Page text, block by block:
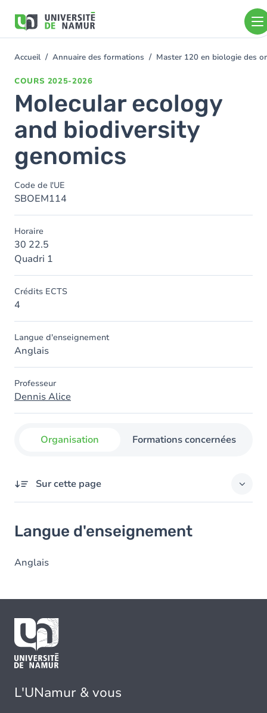
contenu
You
Accueil Annuaire des formations Master 120 en biologie des
COURS 2025-2026
Molecular ecology
and biodiversity
genomics
Code de l'UE
SBOEM114
Horaire
30 22.5
Quadri 1
Crédits ECTS
4
Langue d'enseignement
Anglais
Professeur
Dennis Alice
Organisation Formations concernées
Sur cette page
Langue d'enseignement
Anglais
L'UNamur & vous